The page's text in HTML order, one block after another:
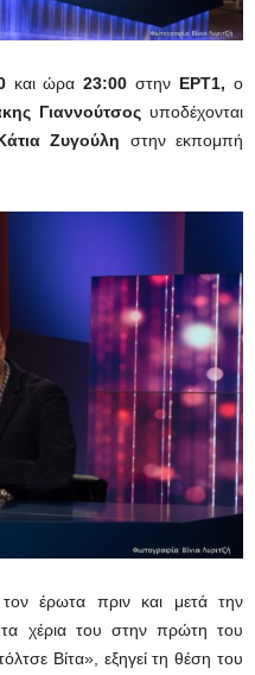
και ώρα 23:00στην ΕΡΤ1, ο
Γιαννούτσοςυποδέχονται
Ζυγούλη στην εκπομπή
έρωτα πριν και μετά την
χέρια του στην πρώτη του
Βίτα», εξηγεί τη θέση του